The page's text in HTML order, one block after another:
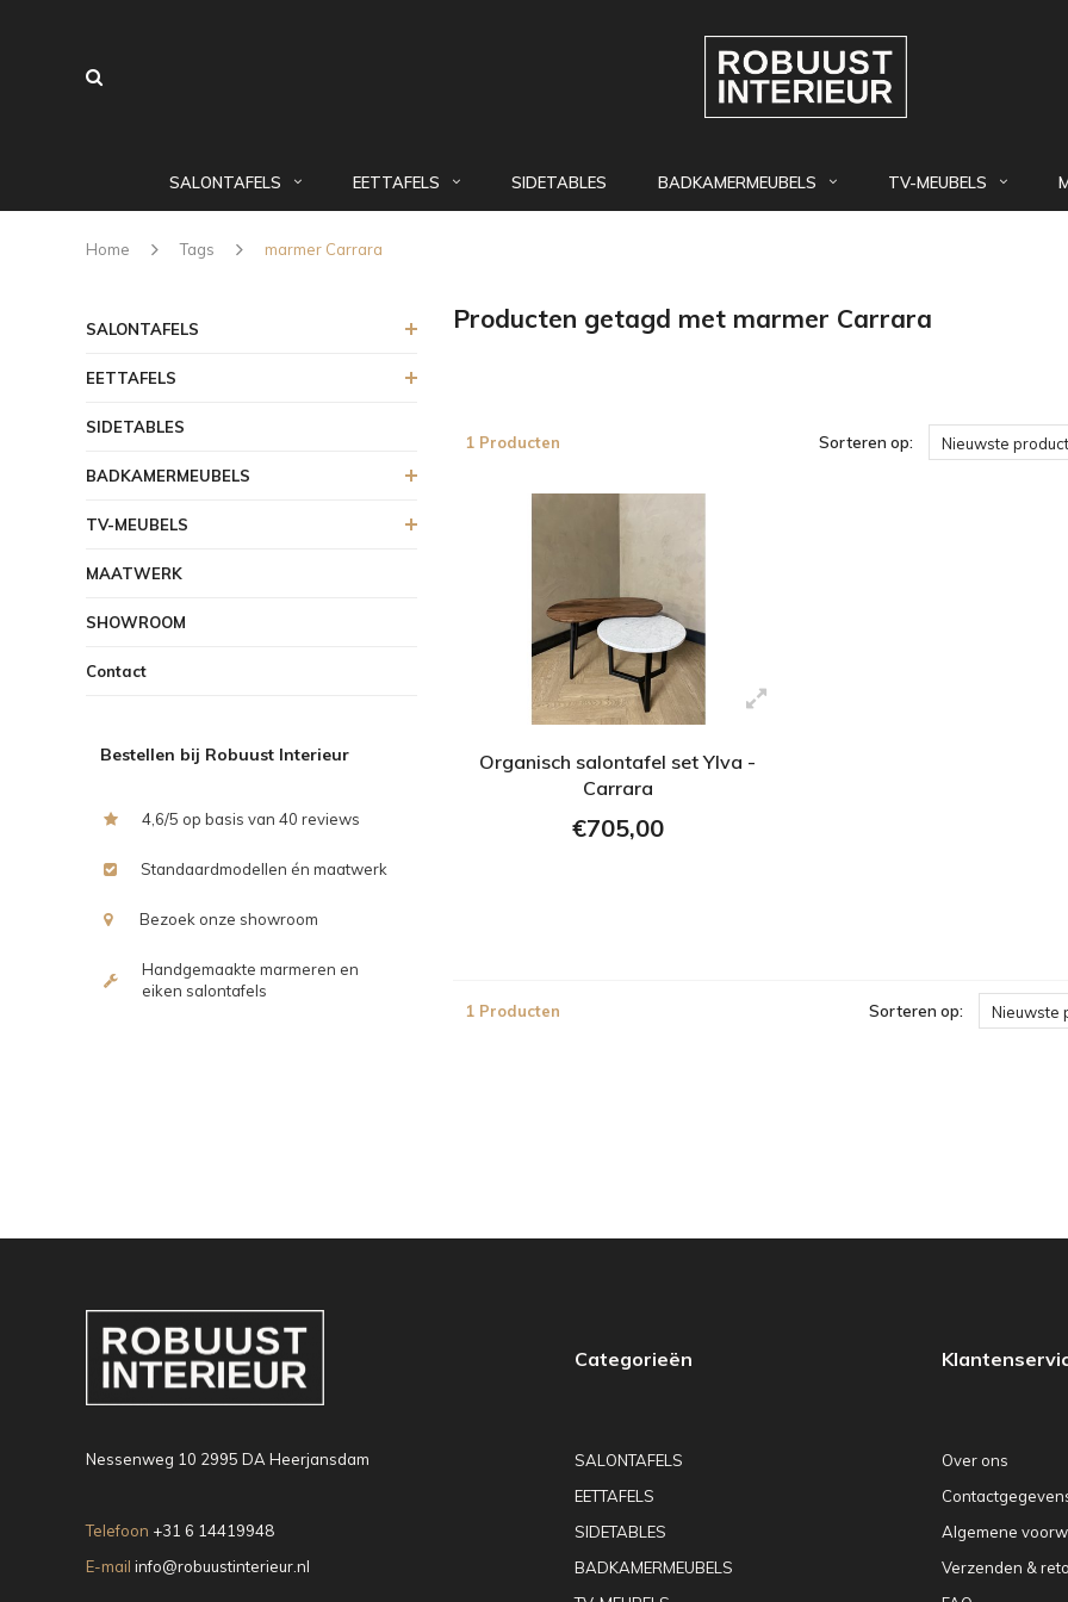
SALONTAFELS EETTAFELS SIDETABLES BADKAMERMEUBELS TV-MEUBELS
Home Tags marmer Carrara
SALONTAFELS
EETTAFELS
SIDETABLES
BADKAMERMEUBELS
TV-MEUBELS
MAATWERK
SHOWROOM
Contact
Bestellen bij Robuust Interieur
4,6/5 op basis van 40 reviews
Standaardmodellen én maatwerk
Bezoek onze showroom
Handgemaakte marmeren en
eiken salontafels
Producten getagd met marmer Carrara
1 Producten Sorteren op: Nieuwste
Organisch salontafel set Ylva -
Carrara
€705,00
1 Producten Sorteren op: Nieuwste
Nessenweg 10 2995 DA Heerjansdam
Telefoon +31 6 14419948
E-mail info@robuustinterieur.nl
Categorieën
SALONTAFELS
EETTAFELS
SIDETABLES
BADKAMERMEUBELS
Over ons
Algemene
Verzenden &